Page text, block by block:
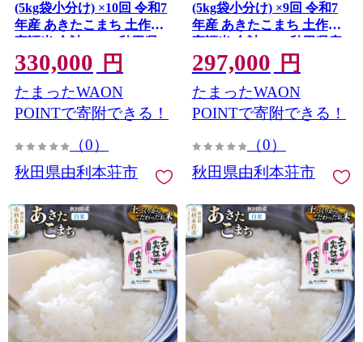
(5kg袋小分け) ×10回 令和7
年産 あきたこまち 土作り
実証米 合計100kg 秋田県
産 秋田県由利本荘市
330,000 円
たまったWAON
POINTで寄附できる！
（0）
秋田県由利本荘市
(5kg袋小分け) ×9回 令和7
年産 あきたこまち 土作り
実証米 合計90kg 秋田県産
秋田県由利本荘市
297,000 円
たまったWAON
POINTで寄附できる！
（0）
秋田県由利本荘市